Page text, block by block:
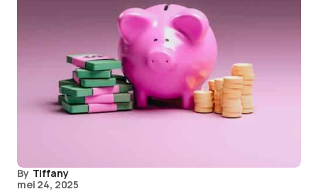
By Tiffany
mei 24, 2025